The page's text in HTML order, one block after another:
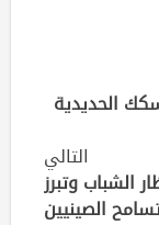
الحديدية
التالي
الشباب وتبرز
الصينيين